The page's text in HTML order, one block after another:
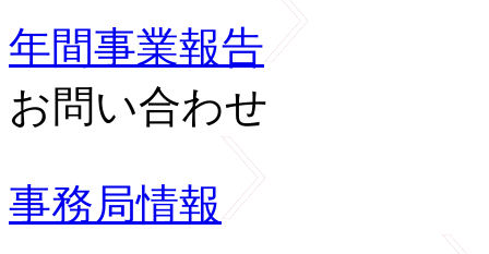
年間事業報告
お問い合わせ
事務局情報